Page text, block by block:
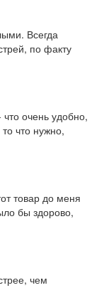
Всегда
по факту
очень удобно,
что нужно,
товар до меня
бы здорово,
чем